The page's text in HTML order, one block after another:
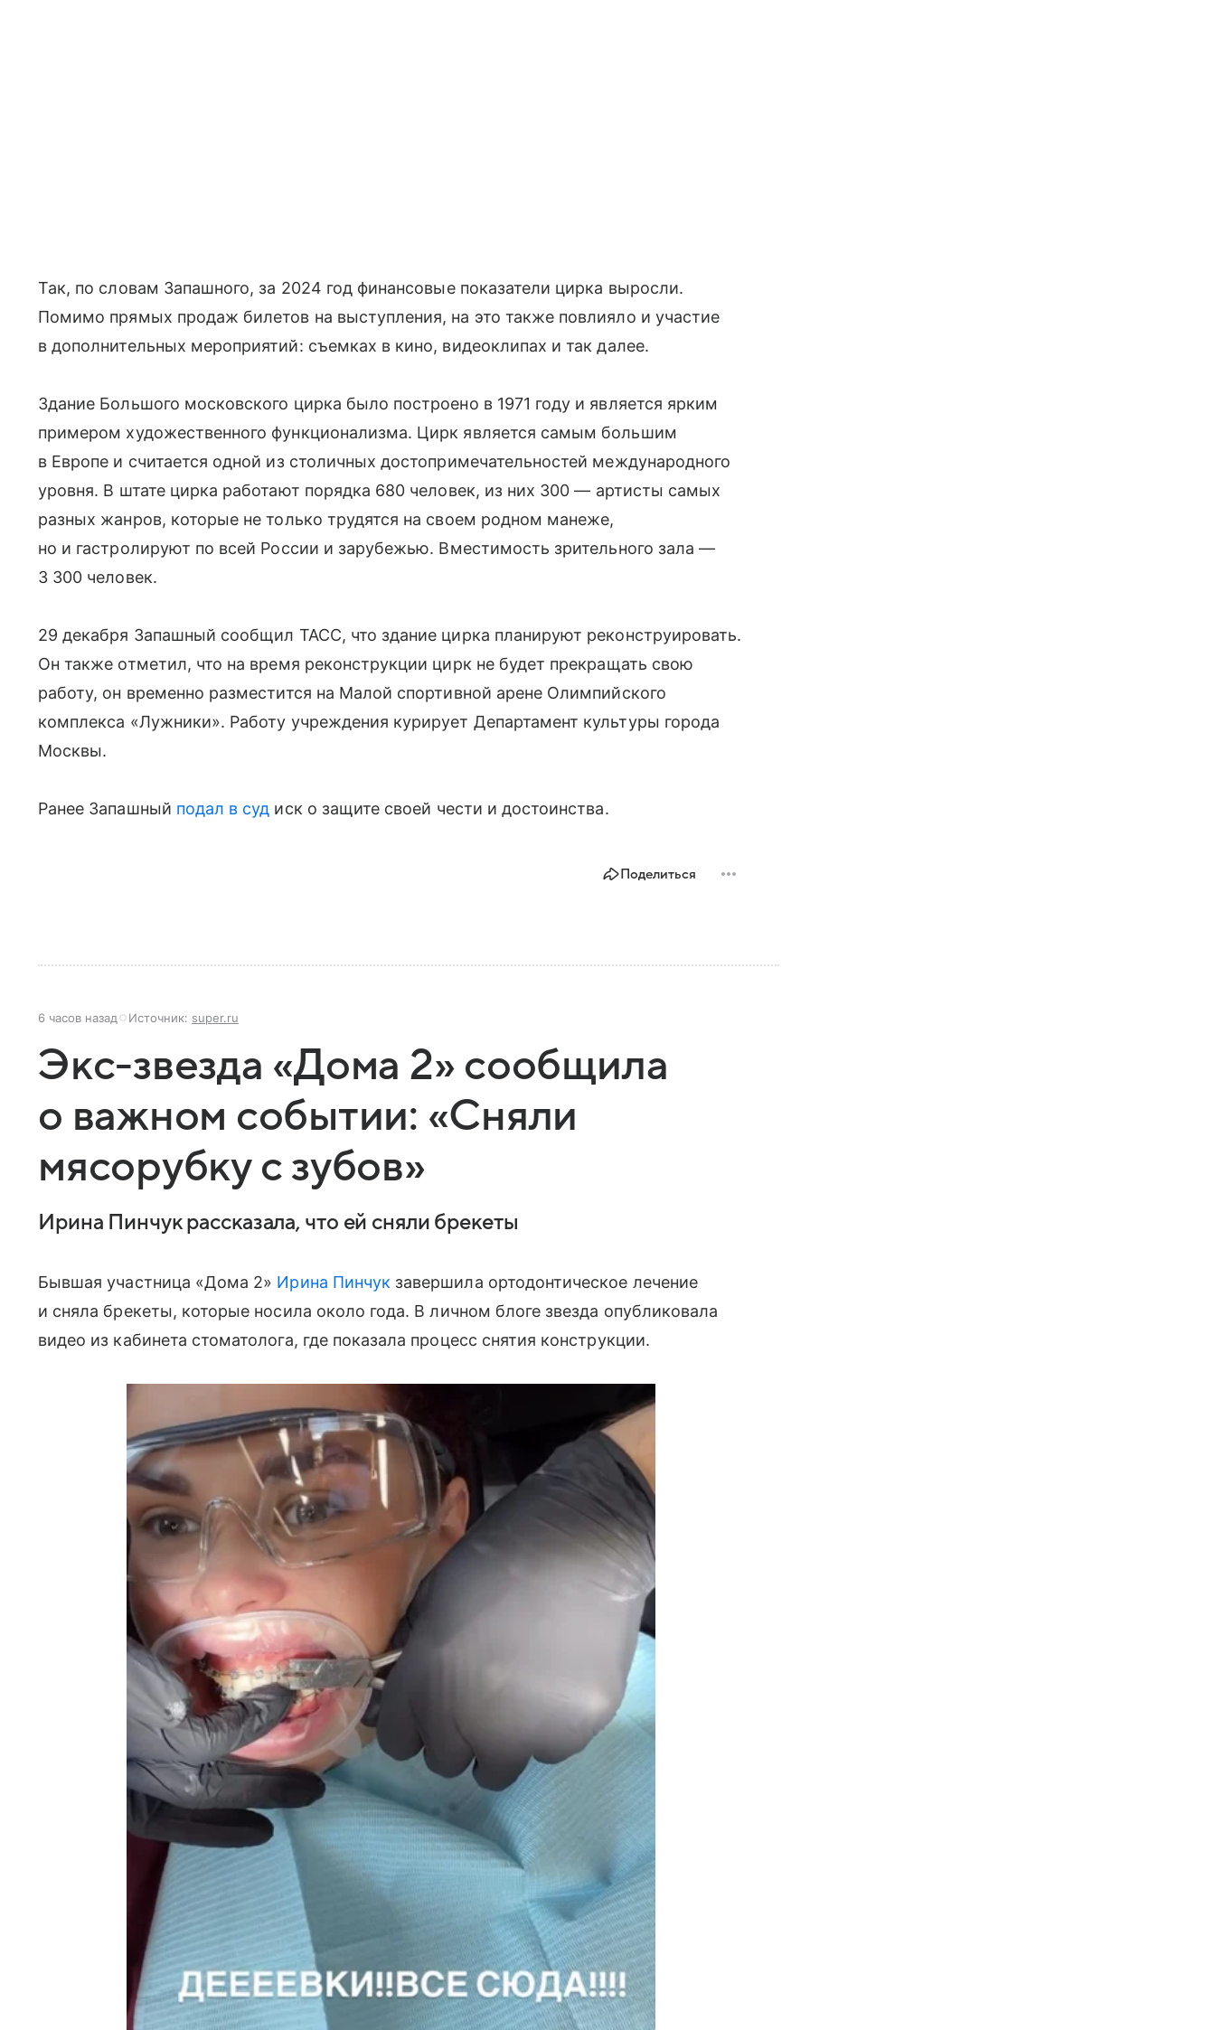
Так, по словам Запашного, за 2024 год финансовые показатели цирка выросли.
Помимо прямых продаж билетов на выступления, на это также повлияло и участие
в дополнительных мероприятий: съемках в кино, видеоклипах и так далее.
Здание Большого московского цирка было построено в 1971 году и является ярким
примером художественного функционализма. Цирк является самым большим
в Европе и считается одной из столичных достопримечательностей международного
уровня. В штате цирка работают порядка 680 человек, из них 300 — артисты самых
разных жанров, которые не только трудятся на своем родном манеже,
но и гастролируют по всей России и зарубежью. Вместимость зрительного зала —
3 300 человек.
29 декабря Запашный сообщил ТАСС, что здание цирка планируют реконструировать.
Он также отметил, что на время реконструкции цирк не будет прекращать свою
работу, он временно разместится на Малой спортивной арене Олимпийского
комплекса «Лужники». Работу учреждения курирует Департамент культуры города
Москвы.
Ранее Запашный подал в суд иск о защите своей чести и достоинства.
Поделиться
6 часов назад Источник: super.ru
Экс-звезда «Дома 2» сообщила
о важном событии: «Сняли
мясорубку с зубов»
Ирина Пинчук рассказала, что ей сняли брекеты
Бывшая участница «Дома 2» Ирина Пинчук завершила ортодонтическое лечение
и сняла брекеты, которые носила около года. В личном блоге звезда опубликовала
видео из кабинета стоматолога, где показала процесс снятия конструкции.